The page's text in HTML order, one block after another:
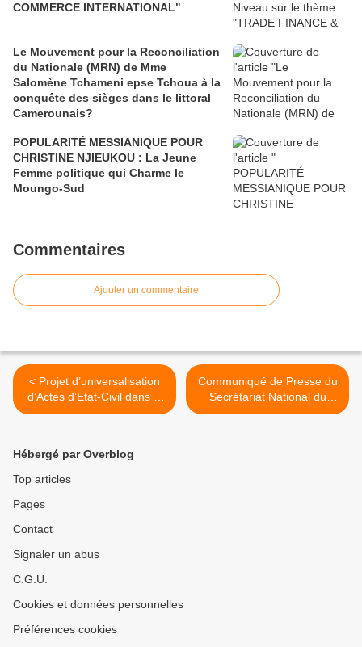
COMMERCE INTERNATIONAL"
Le Mouvement pour la Reconciliation
du Nationale (MRN) de Mme
Salomène Tchameni epse Tchoua à la
conquête des sièges dans le littoral
Camerounais?
POPULARITÉ MESSIANIQUE POUR
CHRISTINE NJIEUKOU : La Jeune
Femme politique qui Charme le
Moungo-Sud
Commentaires
Ajouter un commentaire
< Projet d’universalisation
d’Actes d’Etat-Civil dans la
Région du Littoral :
impératifs
Communiqué de Presse du
Secrétariat National du
Mouvement pour la
Hébergé par Overblog
Top articles
Pages
Contact
Signaler un abus
C.G.U.
Cookies et données personnelles
Préférences cookies